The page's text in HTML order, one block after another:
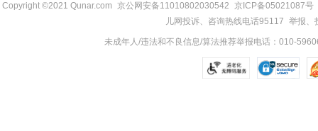
Copyright ©2021 Qunar.com 京公网安备11010802030542
京ICP备05021087号
儿网投诉、咨询热线电话95117 举报、
未成年人/违法和不良信息/算法推荐举报电话：010-